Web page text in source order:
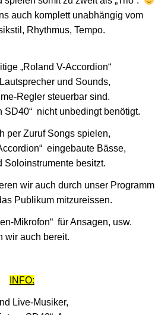
auch komplett unabhängig vom
Rhythmus, Tempo.
„Roland V-Accordion“
und Sounds,
Regler steuerbar sind.
SD40“ nicht unbedingt benötigt.
per Zuruf Songs spielen,
eingebaute Bässe,
Soloinstrumente besitzt.
wir auch durch unser Programm
Publikum mitzureissen.
Mikrofon“ für Ansagen, usw.
wir auch bereit.
INFO:
Live-Musiker,